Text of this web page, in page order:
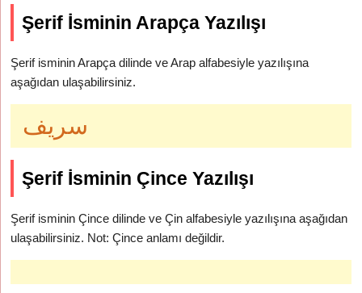
Şerif İsminin Arapça Yazılışı
Şerif isminin Arapça dilinde ve Arap alfabesiyle yazılışına
aşağıdan ulaşabilirsiniz.
سريف
Şerif İsminin Çince Yazılışı
Şerif isminin Çince dilinde ve Çin alfabesiyle yazılışına aşağıdan
ulaşabilirsiniz. Not: Çince anlamı değildir.